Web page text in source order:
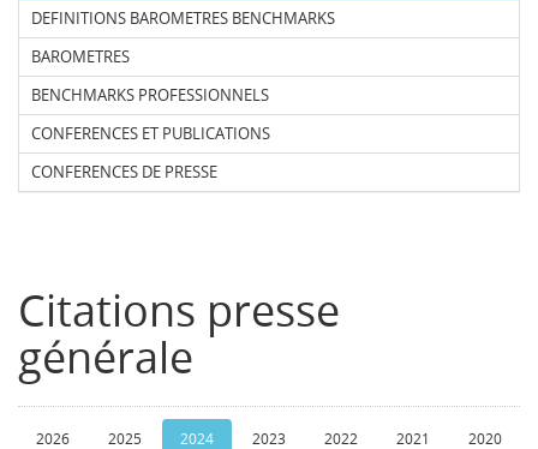
DEFINITIONS BAROMETRES BENCHMARKS
BAROMETRES
BENCHMARKS PROFESSIONNELS
CONFERENCES ET PUBLICATIONS
CONFERENCES DE PRESSE
Citations presse
générale
2026 2025 2024 2023 2022 2021 2020